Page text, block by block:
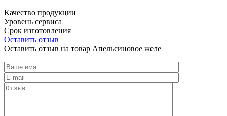
Качество продукции
Уровень сервиса
Срок изготовления
Оставить отзыв
Оставить отзыв на товар Апельсиновое желе